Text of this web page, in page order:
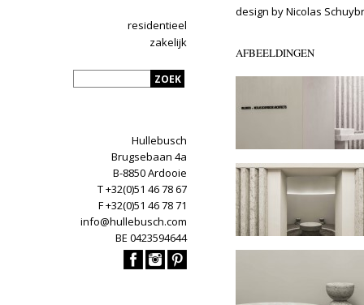
residentieel
zakelijk
Hullebusch
Brugsebaan 4a
B-8850 Ardooie
T +32(0)51 46 78 67
F +32(0)51 46 78 71
info@hullebusch.com
BE 0423594644
design by Nicolas
AFBEELDINGEN